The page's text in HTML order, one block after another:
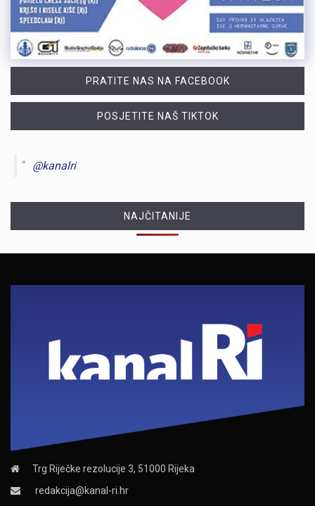
PRATITE NAS NA FACEBOOK
POSJETITE NAŠ TIKTOK
@kanalri
NAJČITANIJE
Trg Riječke rezolucije 3, 51000 Rijeka
redakcija@kanal-ri.hr